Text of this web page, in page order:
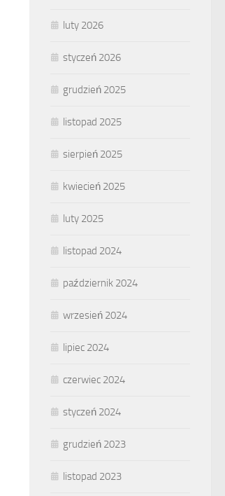
luty 2026
styczeń 2026
grudzień 2025
listopad 2025
sierpień 2025
kwiecień 2025
luty 2025
listopad 2024
październik 2024
wrzesień 2024
lipiec 2024
czerwiec 2024
styczeń 2024
grudzień 2023
listopad 2023